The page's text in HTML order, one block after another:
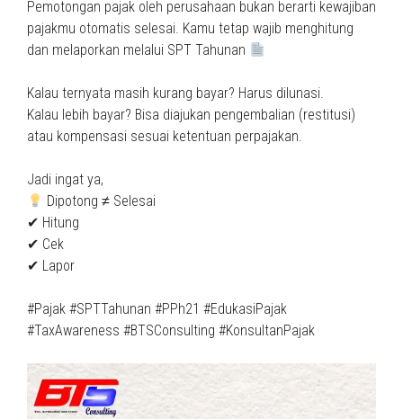
Pemotongan pajak oleh perusahaan bukan berarti kewajiban
pajakmu otomatis selesai. Kamu tetap wajib menghitung
dan melaporkan melalui SPT Tahunan
Kalau ternyata masih kurang bayar? Harus dilunasi.
Kalau lebih bayar? Bisa diajukan pengembalian (restitusi)
atau kompensasi sesuai ketentuan perpajakan.
Jadi ingat ya,
Dipotong ≠ Selesai
✔ Hitung
✔ Cek
✔ Lapor
#Pajak #SPTTahunan #PPh21 #EdukasiPajak
#TaxAwareness #BTSConsulting #KonsultanPajak